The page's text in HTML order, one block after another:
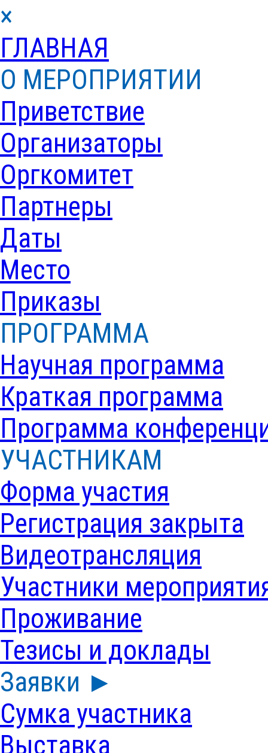
×
ГЛАВНАЯ
О МЕРОПРИЯТИИ
Приветствие
Организаторы
Оргкомитет
Партнеры
Даты
Место
Приказы
ПРОГРАММА
Научная программа
Краткая программа
Программа
УЧАСТНИКАМ
Форма участия
Регистрация закрыта
Видеотрансляция
Участники
Проживание
Тезисы и доклады
Заявки ►
Сумка участника
Выставка